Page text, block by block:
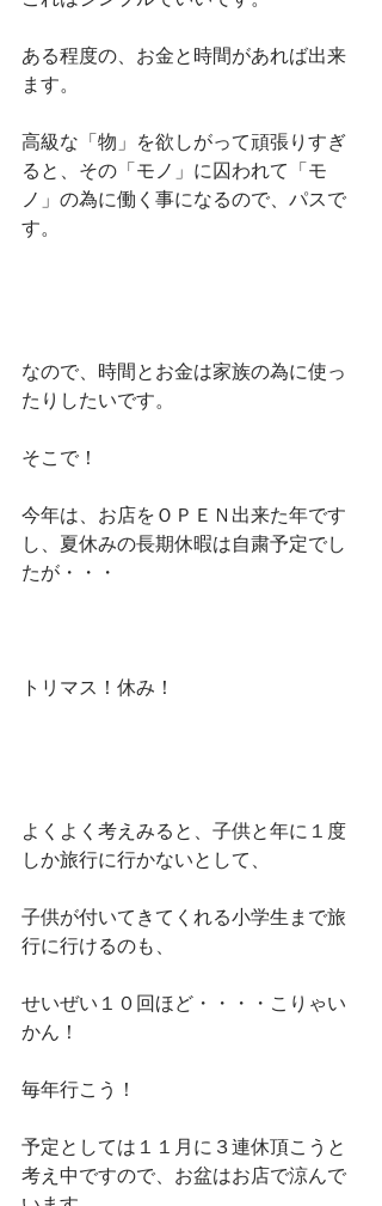
ある程度の、お金と時間があれば出来
ます。
高級な「物」を欲しがって頑張りすぎ
ると、その「モノ」に囚われて「モ
ノ」の為に働く事になるので、パスで
す。
なので、時間とお金は家族の為に使っ
たりしたいです。
そこで！
今年は、お店をＯＰＥＮ出来た年です
し、夏休みの長期休暇は自粛予定でし
たが・・・
トリマス！休み！
よくよく考えみると、子供と年に１度
しか旅行に行かないとして、
子供が付いてきてくれる小学生まで旅
行に行けるのも、
せいぜい１０回ほど・・・・こりゃい
かん！
毎年行こう！
予定としては１１月に３連休頂こうと
考え中ですので、お盆はお店で涼んで